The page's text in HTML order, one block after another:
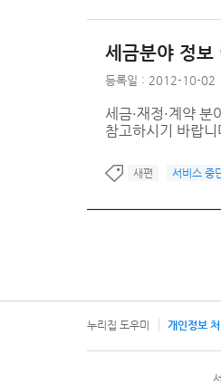
세금분야 정보
등록일 : 2012-10-02
세금·재정·계약
참고하시기 바랍
새편 서비스 중
누리집 도우미 개인정보